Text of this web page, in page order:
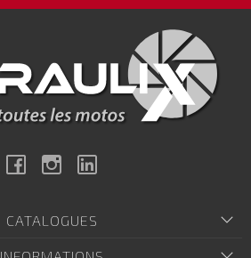
FacebookInstagram
CATALOGUES